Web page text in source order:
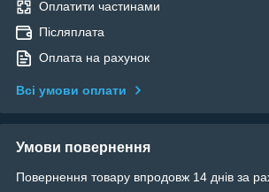
Оплатити частинами
Післяплата
Оплата на рахунок
Всі умови оплати
Умови повернення
Повернення товару впродовж 14 днів за